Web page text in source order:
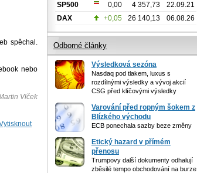
spěchal.
nebo
Vlček
SP500
0,00 4 357,73
22.09.21
DAX
+0,05 26 140,13 06.08.26
Odborné články
Výsledková sezóna
Nasdaq pod tlakem, luxus s
rozdílnými výsledky a vývoj akcií
CSG před klíčovými výsledky
Varování před ropným šokem z
Blízkého východu
ECB ponechala sazby beze změny
Etický hazard v přímém
přenosu
Trumpovy další dokumenty odhalují
zběsilé tempo obchodování na burze